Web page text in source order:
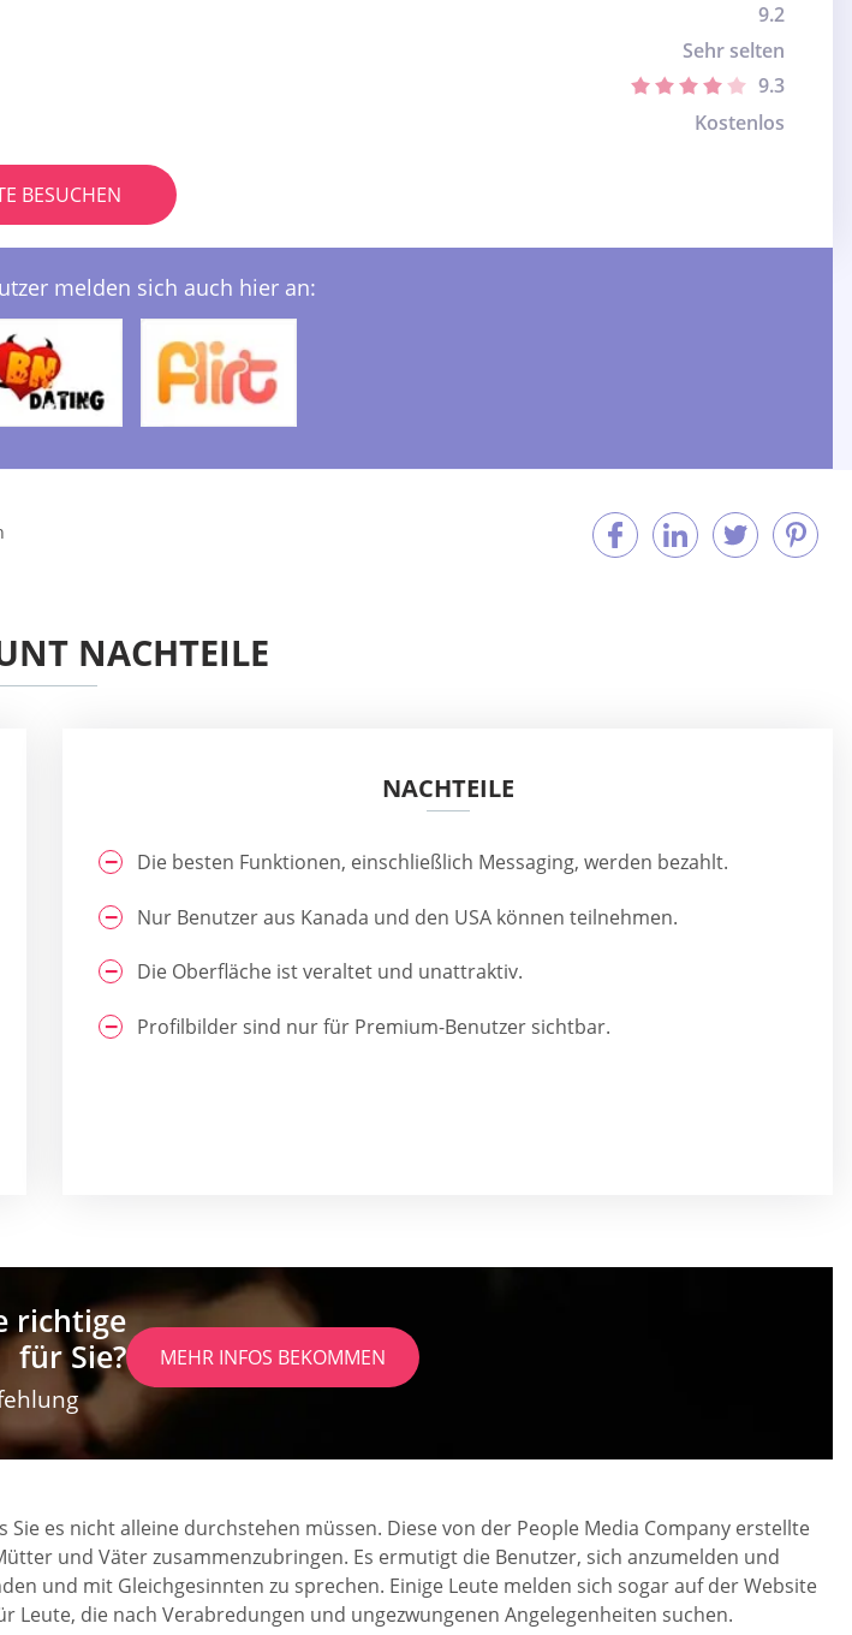
9.2
Sehr selten
9.3
Kostenlos
BESUCHEN
melden sich auch hier an:
NACHTEILE
NACHTEILE
Die besten Funktionen, einschließlich Messaging, werden bezahlt.
Nur Benutzer aus Kanada und den USA können teilnehmen.
Die Oberfläche ist veraltet und unattraktiv.
Profilbilder sind nur für Premium-Benutzer sichtbar.
richtige
für Sie?
MEHR INFOS BEKOMMEN
es nicht alleine durchstehen müssen. Diese von der People Media Company erstellte
und Väter zusammenzubringen. Es ermutigt die Benutzer, sich anzumelden und
und mit Gleichgesinnten zu sprechen. Einige Leute melden sich sogar auf der Website
die nach Verabredungen und ungezwungenen Angelegenheiten suchen.